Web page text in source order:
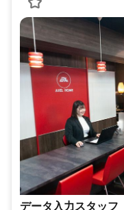
データ入力スタッフ